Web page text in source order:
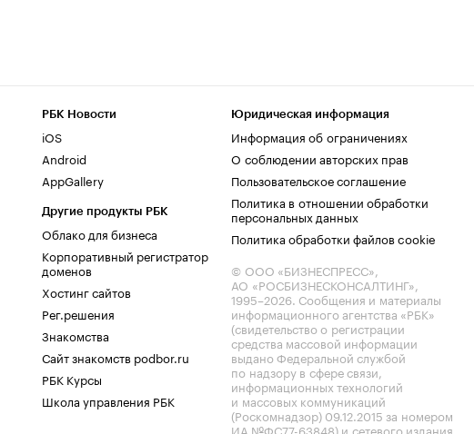
РБК Новости
iOS
Android
AppGallery
Другие продукты РБК
Облако для бизнеса
Корпоративный регистратор
доменов
Хостинг сайтов
Рег.решения
Знакомства
Сайт знакомств podbor.ru
РБК Курсы
Школа управления РБК
Юридическая информация
Информация об ограничениях
О соблюдении авторских прав
Пользовательское соглашение
Политика в отношении обработки
персональных данных
Политика обработки файлов cookie
© ООО «БИЗНЕСПРЕСС»,
АО «РОСБИЗНЕСКОНСАЛТИНГ»,
1995–2026. Сообщения и материалы
информационного агентства «РБК»
(свидетельство о регистрации
средства массовой информации
выдано Федеральной службой
по надзору в сфере связи,
информационных технологий
и массовых коммуникаций
(Роскомнадзор) 09.12.2015 за номером
ИА №ФС77-63848) и сетевого издания